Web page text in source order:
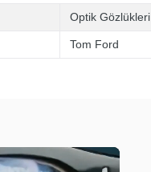
Optik Gözlükleri
Tom Ford